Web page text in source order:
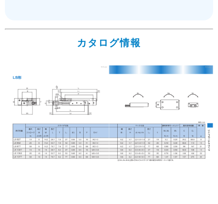
カタログ情報